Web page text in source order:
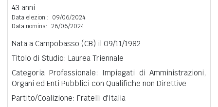
43 anni
Data elezioni:
09/06/2024
Data nomina: 26/06/2024
Nata a Campobasso (CB) il 09/11/1982
Titolo di Studio: Laurea Triennale
Categoria Professionale: Impiegati di Amministrazioni,
Organi ed Enti Pubblici con Qualifiche non Direttive
Partito/Coalizione: Fratelli d'Italia